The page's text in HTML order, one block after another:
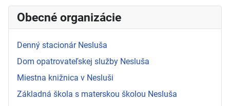
Obecné organizácie
Denný stacionár Nesluša
Dom opatrovateľskej služby Nesluša
Miestna knižnica v Nesluši
Základná škola s materskou školou Nesluša